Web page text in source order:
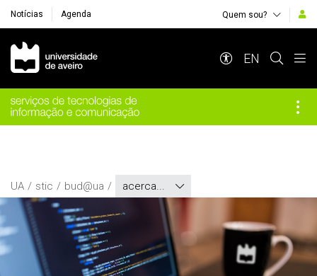
Notícias Agenda Quem sou?
Navegação Principal
EN
UA stic bud@ua acerca...